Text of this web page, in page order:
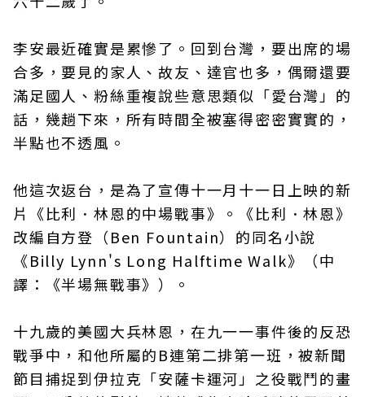
李安最近確實是累慘了。回到台灣，要出席的場
合多，要見的家人、故友、達官也多，偶爾還要
滿足國人、粉絲重複說些意思類似「愛台灣」的
話，幾趟下來，所有時間全被塞得密密實實的，
半點也不透風。
他這次返台，是為了宣傳十一月十一日上映的新
片《比利．林恩的中場戰事》。《比利．林恩》
改編自方登（Ben Fountain）的同名小說
《Billy Lynn's Long Halftime Walk》（中
譯：《半場無戰事》）。
十九歲的美國大兵林恩，在九一一事件後的反恐
戰爭中，和他所屬的B連第二排第一班，被新聞
節目捕捉到伊拉克「安薩卡運河」之役戰鬥的畫